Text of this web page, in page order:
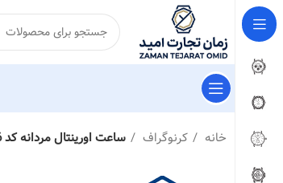
خانه کرنوگراف ساعت اورینتال مردانه کد O.SH175G-0036